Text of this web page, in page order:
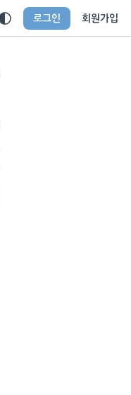
로그인 회원가입